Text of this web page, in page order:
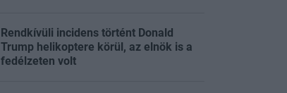
Rendkívüli incidens történt Donald
Trump helikoptere körül, az elnök is a
fedélzeten volt